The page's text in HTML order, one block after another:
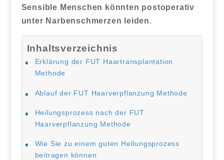
Sensible Menschen könnten postoperativ
unter Narbenschmerzen leiden.
Inhaltsverzeichnis
Erklärung der FUT Haartransplantation
Methode
Ablauf der FUT Haarverpflanzung Methode
Heilungsprozess nach der FUT
Haarverpflanzung Methode
Wie Sie zu einem guten Heilungsprozess
beitragen können